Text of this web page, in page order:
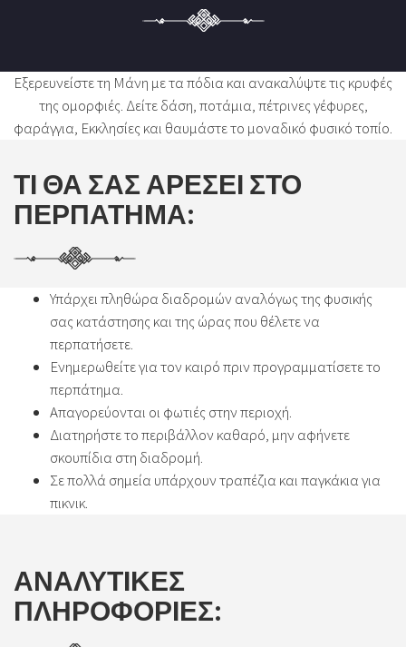
Εξερευνείστε τη Μάνη με τα πόδια και ανακαλύψτε τις κρυφές
της ομορφιές. Δείτε δάση, ποτάμια, πέτρινες γέφυρες,
φαράγγια, Εκκλησίες και θαυμάστε το μοναδικό φυσικό τοπίο.
ΤΙ ΘΑ ΣΑΣ ΑΡΕΣΕΙ ΣΤΟ
ΠΕΡΠΑΤΗΜΑ:
Υπάρχει πληθώρα διαδρομών αναλόγως της φυσικής
σας κατάστησης και της ώρας που θέλετε να
περπατήσετε.
Ενημερωθείτε για τον καιρό πριν προγραμματίσετε το
περπάτημα.
Απαγορεύονται οι φωτιές στην περιοχή.
Διατηρήστε το περιβάλλον καθαρό, μην αφήνετε
σκουπίδια στη διαδρομή.
Σε πολλά σημεία υπάρχουν τραπέζια και παγκάκια για
πικνικ.
ΑΝΑΛΥΤΙΚΕΣ
ΠΛΗΡΟΦΟΡΙΕΣ: